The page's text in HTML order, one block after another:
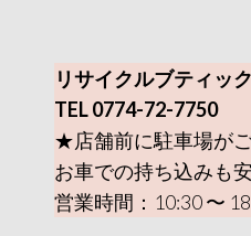
リサイクルブティッ
TEL 0774-72-7750
★店舗前に駐車場がご
お車での持ち込みも安
営業時間：10:30 〜